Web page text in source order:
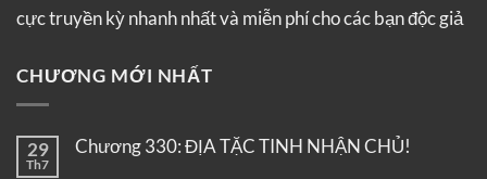
cực truyền kỳ nhanh nhất và miễn phí cho các bạn độc giả
CHƯƠNG MỚI NHẤT
29
Th7
Chương 330: ĐỊA TẶC TINH NHẬN CHỦ!